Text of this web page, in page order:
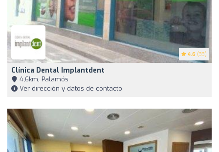
4.6 (33)
Clínica Dental Implantdent
4,6km, Palamós
Ver dirección y datos de contacto